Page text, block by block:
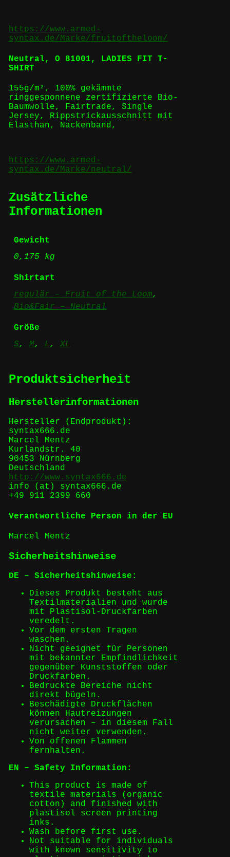
https://www.armed-
syntax.de/Marke/fruitoftheloom/
Neutral, O 81001, LADIES FIT T-
SHIRT
155g/m², 100% gekämmte
ringgesponnene zertifizierte Bio-
Baumwolle, Fairtrade, Single
Jersey, Rippstrickausschnitt mit
Elasthan, Nackenband,
https://www.armed-
syntax.de/Marke/neutral/
Zusätzliche
Informationen
Gewicht
0,175 kg
Shirtart
regulär – Fruit of the Loom,
Bio&Fair – Neutral
Größe
S, M, L, XL
Produktsicherheit
Herstellerinformationen
Hersteller (Endprodukt):
syntax666.de
Marcel Mentz
Kurlandstr. 40
90453 Nürnberg
Deutschland
http://www.syntax666.de
info (at) syntax666.de
+49 911 2399 660
Verantwortliche Person in der EU
Marcel Mentz
Sicherheitshinweise
DE – Sicherheitshinweise:
Dieses Produkt besteht aus
Textilmaterialien und wurde
mit Plastisol-Druckfarben
veredelt.
Vor dem ersten Tragen
waschen.
Nicht geeignet für Personen
mit bekannter Empfindlichkeit
gegenüber Kunststoffen oder
Druckfarben.
Bedruckte Bereiche nicht
direkt bügeln.
Beschädigte Druckflächen
können Hautreizungen
verursachen – in diesem Fall
nicht weiter verwenden.
Von offenen Flammen
fernhalten.
EN – Safety Information:
This product is made of
textile materials (organic
cotton) and finished with
plastisol screen printing
inks.
Wash before first use.
Not suitable for individuals
with known sensitivity to